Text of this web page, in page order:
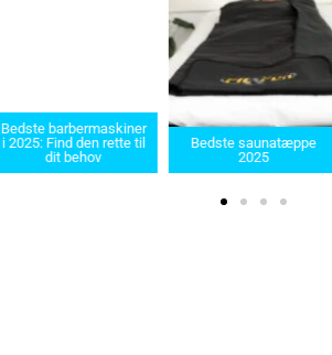
Bedste barbermaskiner
i 2025: Find den rette til
dit behov
Bedste saunatæppe
2025